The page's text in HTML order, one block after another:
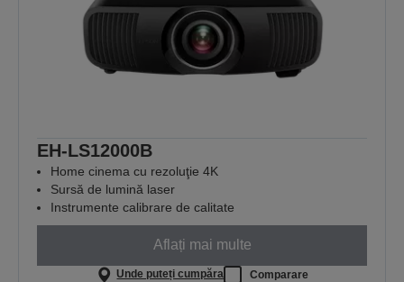
EH-LS12000B
Home cinema cu rezoluţie 4K
Sursă de lumină laser
Instrumente calibrare de calitate
Aflați mai multe
Unde puteți cumpăra Comparare